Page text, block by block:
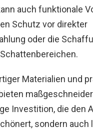
auch funktionale
Schutz vor direkter
oder die
Materialien und
Investition, die den
sondern auch